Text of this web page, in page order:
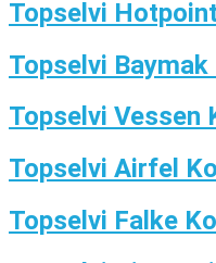
Topselvi
Topselvi
Topselvi Vessen
Topselvi Airfel
Topselvi Falke